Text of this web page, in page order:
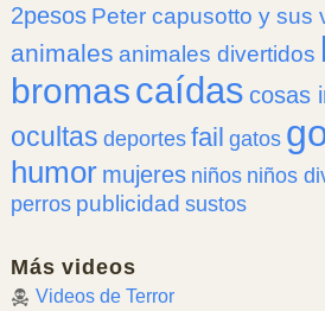
2pesos Peter capusotto y sus
animales animales divertidos
bromascaídas cosas
ocultas deportes fail gatos
humor mujeres niños niños
perros publicidad sustos
Más videos
Videos de Terror